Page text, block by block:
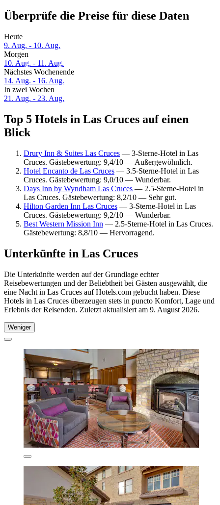
Überprüfe die Preise für diese Daten
Heute
9. Aug. - 10. Aug.
Morgen
10. Aug. - 11. Aug.
Nächstes Wochenende
14. Aug. - 16. Aug.
In zwei Wochen
21. Aug. - 23. Aug.
Top 5 Hotels in Las Cruces auf einen
Blick
Drury Inn & Suites Las Cruces — 3-Sterne-Hotel in Las
Cruces. Gästebewertung: 9,4/10 — Außergewöhnlich.
Hotel Encanto de Las Cruces — 3.5-Sterne-Hotel in Las
Cruces. Gästebewertung: 9,0/10 — Wunderbar.
Days Inn by Wyndham Las Cruces — 2.5-Sterne-Hotel in
Las Cruces. Gästebewertung: 8,2/10 — Sehr gut.
Hilton Garden Inn Las Cruces — 3-Sterne-Hotel in Las
Cruces. Gästebewertung: 9,2/10 — Wunderbar.
Best Western Mission Inn — 2.5-Sterne-Hotel in Las Cruces.
Gästebewertung: 8,8/10 — Hervorragend.
Unterkünfte in Las Cruces
Die Unterkünfte werden auf der Grundlage echter
Reisebewertungen und der Beliebtheit bei Gästen ausgewählt, die
eine Nacht in Las Cruces auf Hotels.com gebucht haben. Diese
Hotels in Las Cruces überzeugen stets in puncto Komfort, Lage und
Erlebnis der Reisenden. Zuletzt aktualisiert am 9. August 2026.
Weniger